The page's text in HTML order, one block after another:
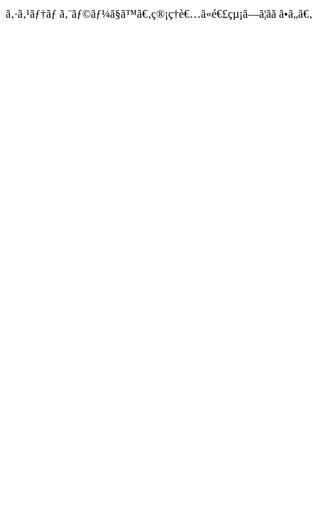
ã‚·ã‚¹ãƒ†ãƒ ã‚¨ãƒ©ãƒ¼ã§ã™ã€‚ç®¡ç†è€…ã«é€£çµ¡ã—ã¦ãã ã•ã„ã€‚